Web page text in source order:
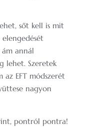
sőt kell is mit
ám annál
lehet. Szeretek
az EFT módszerét
nagyon
pontról pontra!